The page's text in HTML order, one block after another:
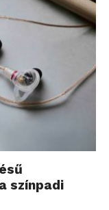
színpadi